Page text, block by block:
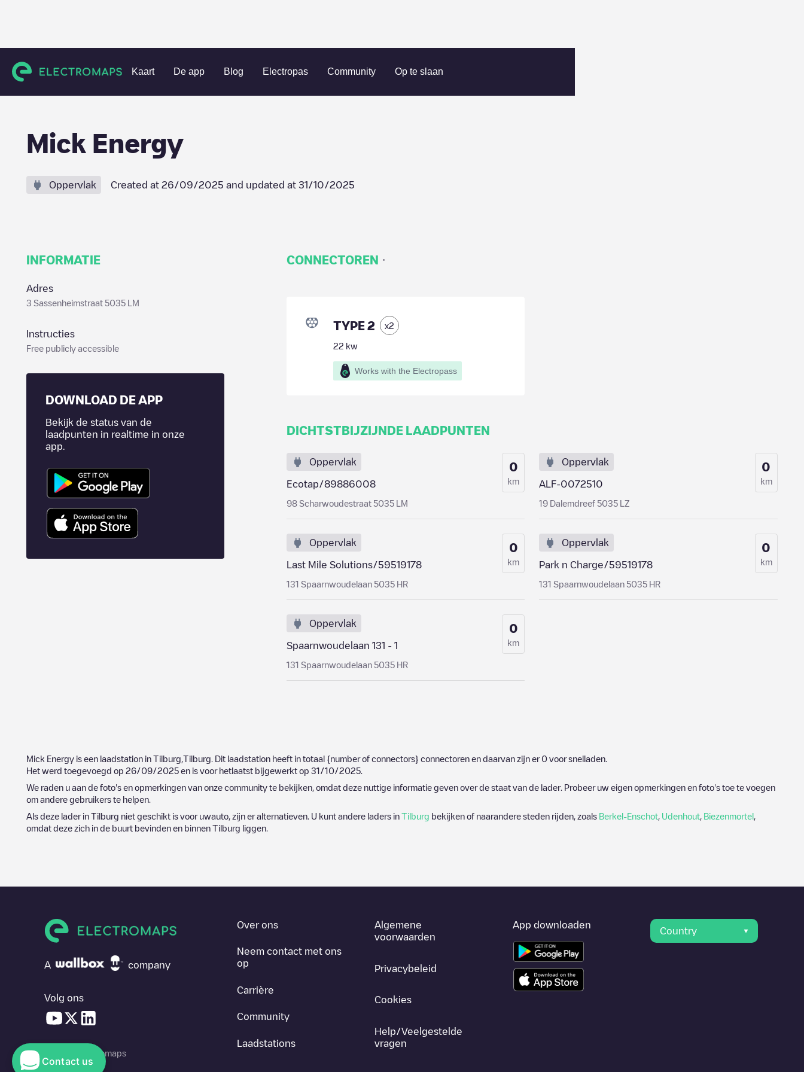
Kaart De app Blog Electropas Community Op te slaan
Charging stations Nederland Tilburg Tilburg Mick Energy
Mick Energy
Oppervlak Created at 26/09/2025 and updated at 31/10/2025
INFORMATIE
Adres
3 Sassenheimstraat 5035 LM
Instructies
Free publicly accessible
DOWNLOAD DE APP
Bekijk de status van de
laadpunten in realtime in onze
app.
CONNECTOREN ·
TYPE 2 x2
22 kw
Works with the Electropass
DICHTSTBIJZIJNDE LAADPUNTEN
Oppervlak
Ecotap/89886008
98 Scharwoudestraat 5035 LM
0
km
Oppervlak
ALF-0072510
19 Dalemdreef 5035 LZ
0
km
Oppervlak
Last Mile Solutions/59519178
131 Spaarnwoudelaan 5035 HR
0
km
Oppervlak
Park n Charge/59519178
131 Spaarnwoudelaan 5035 HR
0
km
Oppervlak
Spaarnwoudelaan 131 - 1
131 Spaarnwoudelaan 5035 HR
0
km
Mick Energy is een laadstation in Tilburg Tilburg . Dit laadstation heeft in totaal {number of connectors} connectoren en daarvan zijn er 0 voor snelladen.
Het werd toegevoegd op 26/09/2025 en is voor hetlaatst bijgewerkt op 31/10/2025
We raden u aan de foto's en opmerkingen van onze community te bekijken, omdat deze nuttige informatie geven over de staat van de lader. Probeer uw eigen opmerkingen en foto's toe te voegen
om andere gebruikers te helpen.
Als deze lader in Tilburg niet geschikt is voor uwauto, zijn er alternatieven. U kunt andere laders in Tilburg bekijken of naarandere steden rijden, zoals Berkel-Enschot Udenhout Biezenmortel
omdat deze zich in de buurt bevinden en binnen Tilburg liggen.
A company
Volg ons
© 2026 Electromaps
Over ons
Neem contact met ons
op
Carrière
Community
Laadstations
Algemene
voorwaarden
Privacybeleid
Cookies
Help/Veelgestelde
vragen
App downloaden
Country
Contact us